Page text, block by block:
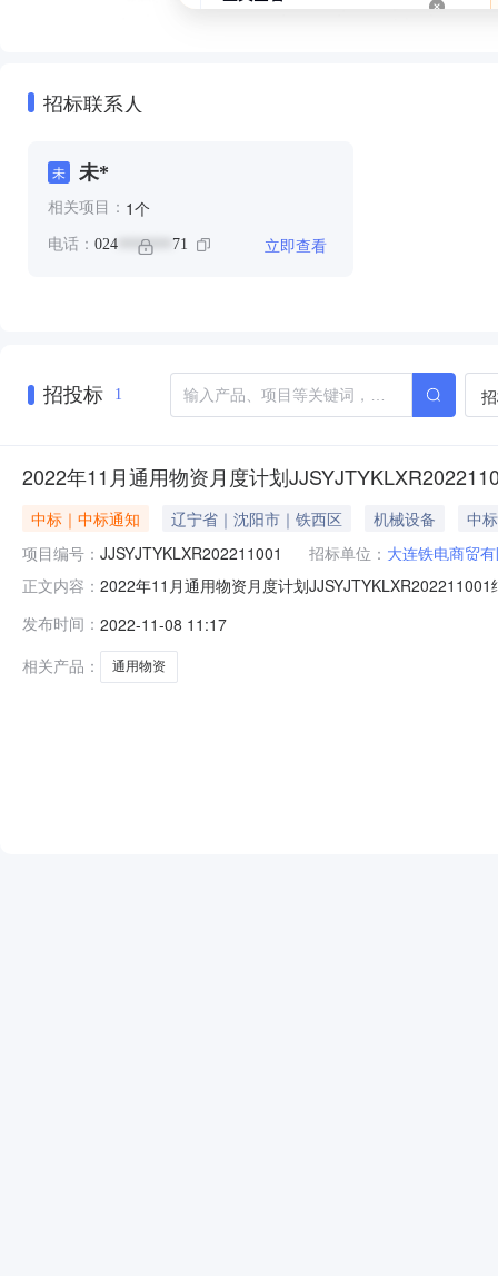
招标联系人
未 未*
相关项目： 1个
电话： 024 ******* 71 立即查看
招投标 1
2022年11月通用物资月度计划
中标｜中标通知 辽宁省｜沈阳市｜铁西区 机械设备
中
项目编号： JJSYJTYKLXR202211001 招标单位： 大连铁电商贸
正文内容： 2022年11月通用物资月度计划
序号物资名称成交单位成交单价(元)成交总价(元)说明1
发布时间： 2022-11-08 11:17
相关产品：
通用物资